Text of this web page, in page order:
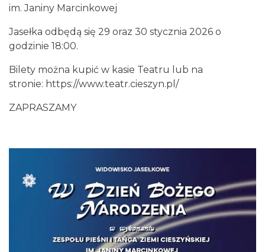
Mozaika Folkloru II – Spotkanie trzech
Cieszyn
0.00 km
LOVE SONGS-historie miłosne zapisane w
im. Janiny Marcinkowej
Jasełka odbędą się 29 oraz 30 stycznia 2026 o
godzinie 18:00.
Bilety można kupić w kasie Teatru lub na
stronie: https://www.teatr.cieszyn.pl/
ZAPRASZAMY